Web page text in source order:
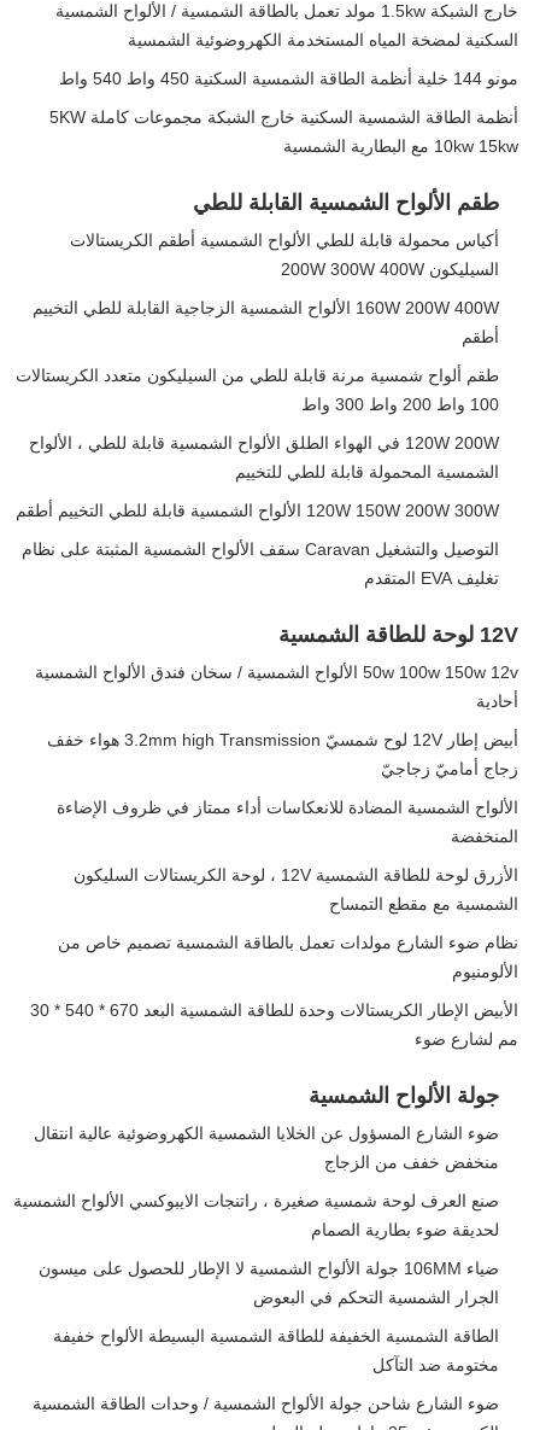
خارج الشبكة 1.5kw مولد تعمل بالطاقة الشمسية / الألواح الشمسية
السكنية لمضخة المياه المستخدمة الكهروضوئية الشمسية
مونو 144 خلية أنظمة الطاقة الشمسية السكنية 450 واط 540 واط
أنظمة الطاقة الشمسية السكنية خارج الشبكة مجموعات كاملة 5KW
10kw 15kw مع البطارية الشمسية
طقم الألواح الشمسية القابلة للطي
أكياس محمولة قابلة للطي الألواح الشمسية أطقم الكريستالات
السيليكون 200W 300W 400W
160W 200W 400W الألواح الشمسية الزجاجية القابلة للطي التخييم
أطقم
طقم ألواح شمسية مرنة قابلة للطي من السيليكون متعدد الكريستالات
100 واط 200 واط 300 واط
120W 200W في الهواء الطلق الألواح الشمسية قابلة للطي ، الألواح
الشمسية المحمولة قابلة للطي للتخييم
120W 150W 200W 300W الألواح الشمسية قابلة للطي التخييم أطقم
التوصيل والتشغيل Caravan سقف الألواح الشمسية المثبتة على نظام
تغليف EVA المتقدم
12V لوحة للطاقة الشمسية
50w 100w 150w 12v الألواح الشمسية / سخان فندق الألواح الشمسية
أحادية
أبيض إطار 12V لوح شمسيّ 3.2mm high Transmission هواء خفف
زجاج أماميّ زجاجيّ
الألواح الشمسية المضادة للانعكاسات أداء ممتاز في ظروف الإضاءة
المنخفضة
الأزرق لوحة للطاقة الشمسية 12V ، لوحة الكريستالات السليكون
الشمسية مع مقطع التمساح
نظام ضوء الشارع مولدات تعمل بالطاقة الشمسية تصميم خاص من
الألومنيوم
الأبيض الإطار الكريستالات وحدة للطاقة الشمسية البعد 670 * 540 * 30
مم لشارع ضوء
جولة الألواح الشمسية
ضوء الشارع المسؤول عن الخلايا الشمسية الكهروضوئية عالية انتقال
منخفض خفف من الزجاج
صنع العرف لوحة شمسية صغيرة ، راتنجات الايبوكسي الألواح الشمسية
لحديقة ضوء بطارية الصمام
ضياء 106MM جولة الألواح الشمسية لا الإطار للحصول على ميسون
الجرار الشمسية التحكم في البعوض
الطاقة الشمسية الخفيفة للطاقة الشمسية البسيطة الألواح خفيفة
مختومة ضد التآكل
ضوء الشارع شاحن جولة الألواح الشمسية / وحدات الطاقة الشمسية